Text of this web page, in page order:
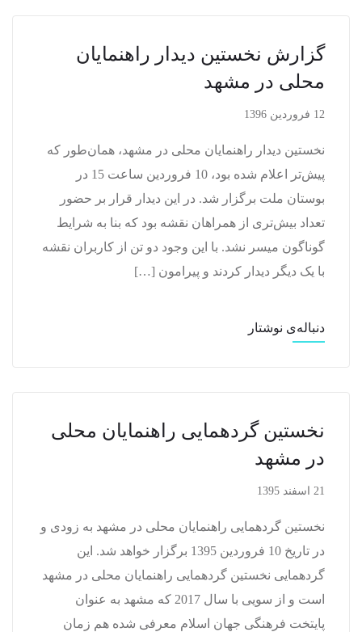
گزارش نخستین دیدار راهنمایان
محلی در مشهد
12 فروردین 1396
نخستین دیدار راهنمایان محلی در مشهد، همان‌طور که
پیش‌تر اعلام شده بود، 10 فروردین ساعت 15 در
بوستان ملت برگزار شد. در این دیدار قرار بر حضور
تعداد بیش‌تری از همراهان نقشه بود که بنا به شرایط
گوناگون میسر نشد. با این وجود دو تن از کاربران نقشه
با یک دیگر دیدار کردند و پیرامون […]
دنباله‌ی نوشتار
نخستین گردهمایی راهنمایان محلی
در مشهد
21 اسفند 1395
نخستین گردهمایی راهنمایان محلی در مشهد به زودی و
در تاریخ 10 فروردین 1395 برگزار خواهد شد. این
گردهمایی نخستین گردهمایی راهنمایان محلی در مشهد
است و از سویی با سال 2017 که مشهد به عنوان
پایتخت فرهنگی جهان اسلام معرفی شده هم زمان